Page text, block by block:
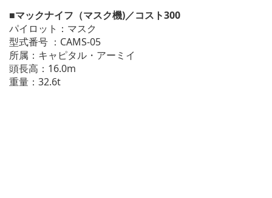
■マックナイフ（マスク機)／コスト300
パイロット：マスク
型式番号 ：CAMS-05
所属：キャピタル・アーミイ
頭長高：16.0m
重量：32.6t